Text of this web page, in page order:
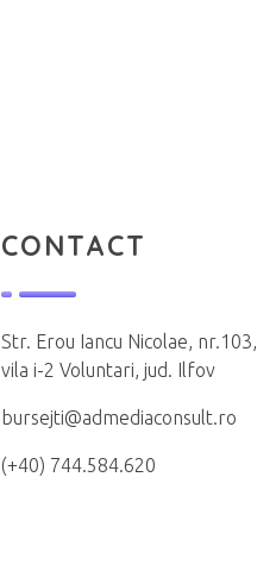
CONTACT
Str. Erou Iancu Nicolae, nr.103,
vila i-2 Voluntari, jud. Ilfov
bursejti@admediaconsult.ro
(+40) 744.584.620